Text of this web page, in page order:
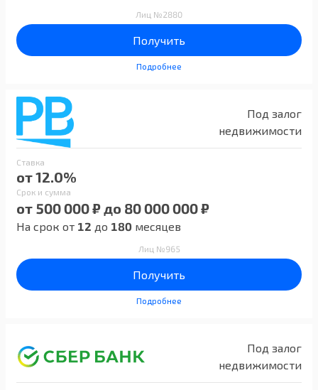
Лиц №2880
Получить
Подробнее
Под залог
недвижимости
Ставка
от 12.0%
Срок и сумма
от 500 000 ₽ до 80 000 000 ₽
На срок от 12 до 180 месяцев
Лиц №965
Получить
Подробнее
Под залог
недвижимости